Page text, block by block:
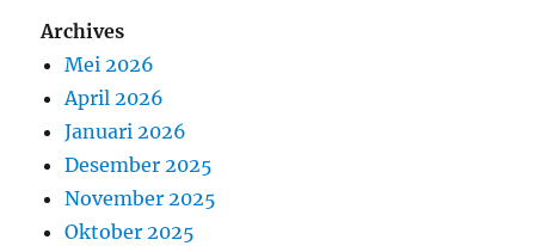
Archives
Mei 2026
April 2026
Januari 2026
Desember 2025
November 2025
Oktober 2025